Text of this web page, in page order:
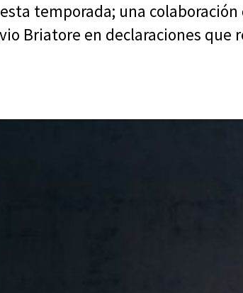
temporada; una
Briatore en declaraciones que